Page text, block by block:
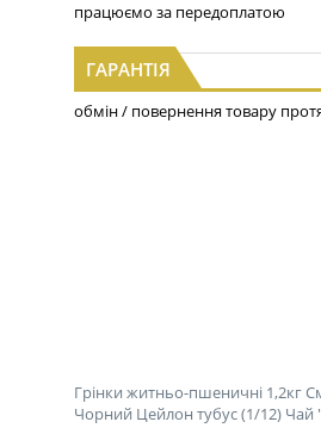
працюємо за передоплатою
ГАРАНТІЯ
обмін / повернення товару
Грінки житньо-пшеничні 1,2кг
Чорний Цейлон тубус (1/12) Чай